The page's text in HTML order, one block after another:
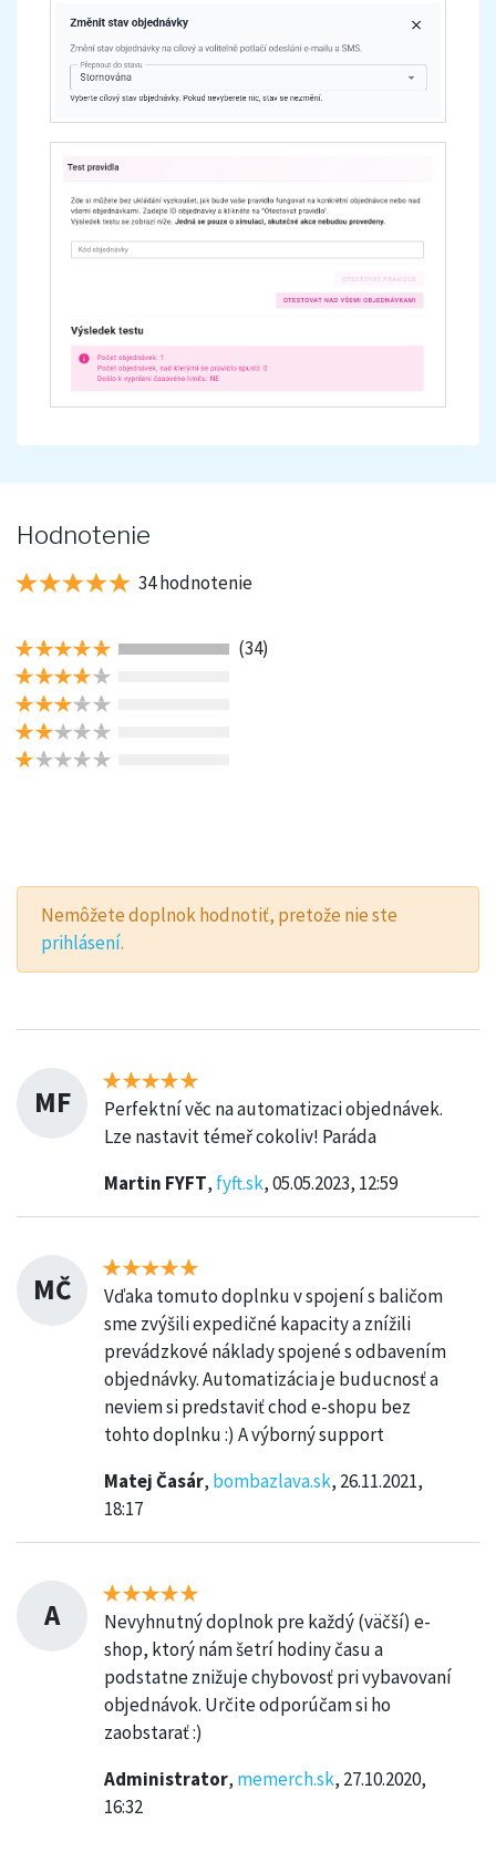
Hodnotenie
34 hodnotenie
(34)
Nemôžete doplnok hodnotiť, pretože nie ste
prihlásení.
MF
Perfektní věc na automatizaci objednávek.
Lze nastavit témeř cokoliv! Paráda
Martin FYFT, fyft.sk, 05.05.2023, 12:59
MČ
Vďaka tomuto doplnku v spojení s baličom
sme zvýšili expedičné kapacity a znížili
prevádzkové náklady spojené s odbavením
objednávky. Automatizácia je buducnosť a
neviem si predstaviť chod e-shopu bez
tohto doplnku :) A výborný support
Matej Časár, bombazlava.sk, 26.11.2021,
18:17
A
Nevyhnutný doplnok pre každý (väčší) e-
shop, ktorý nám šetrí hodiny času a
podstatne znižuje chybovosť pri vybavovaní
objednávok. Určite odporúčam si ho
zaobstarať :)
Administrator, memerch.sk, 27.10.2020,
16:32